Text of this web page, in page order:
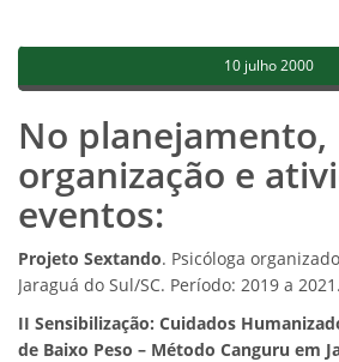
10 julho 2000
No planejamento,
organização e
eventos:
Projeto Sextando. Psicóloga
Jaraguá do Sul/SC. Período: 2019 a 2021.
II Sensibilização: Cuidados
de Baixo Peso – Método Canguru em